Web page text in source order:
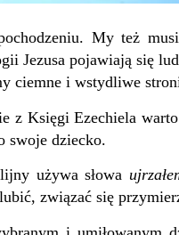
My też
Jezusa pojawiają się
ciemne i wstydliwe
Księgi Ezechiela
swoje dziecko.
używa słowa
związać się